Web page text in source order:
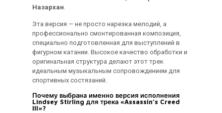
Назархан.
Эта версия — не просто нарезка мелодий, а
профессионально смонтированная композиция,
специально подготовленная для выступлений в
фигурном катании. Высокое качество обработки и
оригинальная структура делают этот трек
идеальным музыкальным сопровождением для
спортивных состязаний.
Почему выбрана именно версия исполнения
Lindsey Stirling для трека «Assassin’s Creed
III»?